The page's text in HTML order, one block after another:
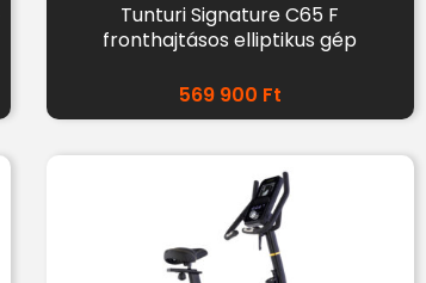
Tunturi Signature C65 F
fronthajtásos elliptikus gép
569 900 Ft